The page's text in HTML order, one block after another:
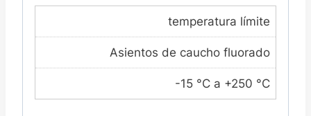
temperatura límite
Asientos de caucho fluorado
-15 °C a +250 °C